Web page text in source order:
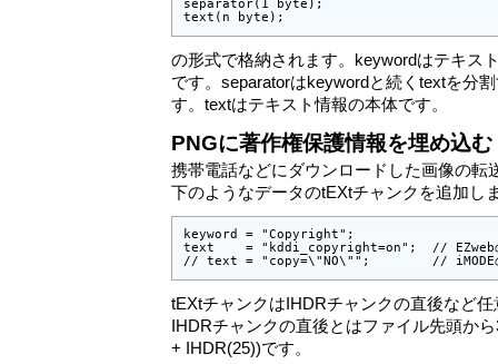
separator(1 byte);
text(n byte);
の形式で格納されます。keywordはテキス
です。separatorはkeywordと続くtextを分
す。textはテキスト情報の本体です。
PNGに著作権保護情報を埋め込む
携帯電話などにダウンロードした画像の転
下のようなデータのtEXtチャンクを追加し
keyword = "Copyright";
text    = "kddi_copyright=on";  // EZweb
// text = "copy=\"NO\"";        // iMODE
tEXtチャンクはIHDRチャンクの直後など
IHDRチャンクの直後とはファイル先頭か
+ IHDR(25))です。